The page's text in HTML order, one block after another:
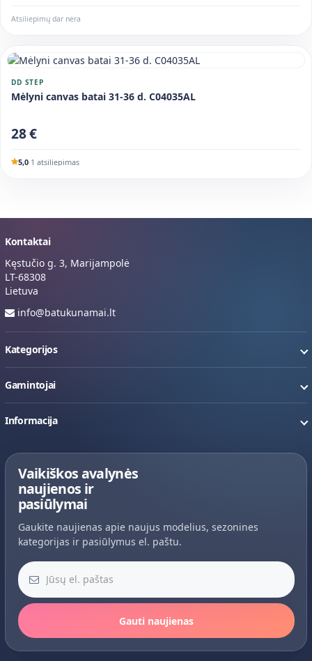
Atsiliepimų dar nėra
DD STEP
Mėlyni canvas batai 31-36 d. C04035AL
28 €
5,0·1 atsiliepimas
Kontaktai
Kęstučio g. 3, Marijampolė
LT-68308
Lietuva
info@batukunamai.lt
Kategorijos
Gamintojai
Informacija
Vaikiškos avalynės
naujienos ir
pasiūlymai
Gaukite naujienas apie naujus modelius, sezonines
kategorijas ir pasiūlymus el. paštu.
Jūsų el. paštas
Gauti naujienas